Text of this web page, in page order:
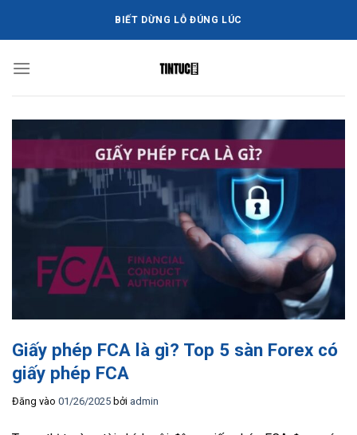
dung
BIẾT DỪNG LỖ ĐÚNG LÚC
Giấy phép FCA là gì? Top 5 sàn Forex có
giấy phép FCA
Đăng vào 01/26/2025 bởi admin